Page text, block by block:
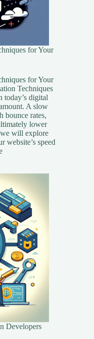
for Your
for Your
Techniques
today’s digital
A slow
bounce rates,
lower
will explore
website’s speed
:
Techniques
for
Your
Website
Developers